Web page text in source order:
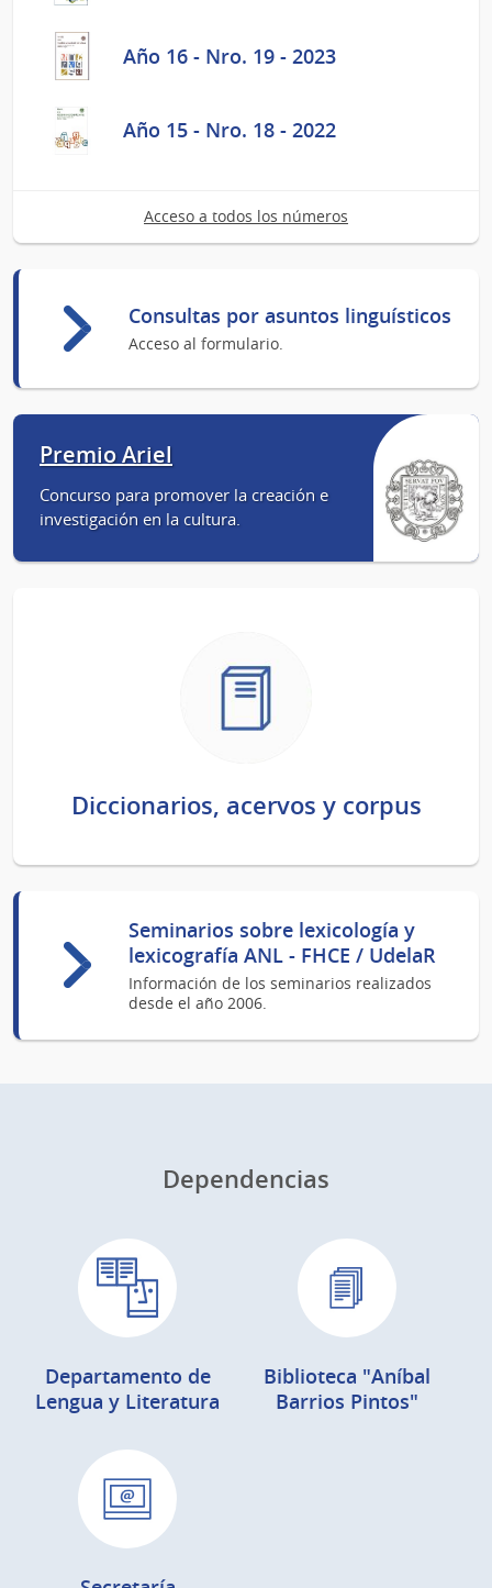
Año 16 - Nro. 19 - 2023
Año 15 - Nro. 18 - 2022
Acceso a todos los números
Consultas por asuntos linguísticos
Acceso al formulario.
Premio Ariel
Concurso para promover la creación e
investigación en la cultura.
Diccionarios, acervos y corpus
Seminarios sobre lexicología y
lexicografía ANL - FHCE / UdelaR
Información de los seminarios realizados
desde el año 2006.
Dependencias
Departamento de
Lengua y Literatura
Biblioteca "Aníbal
Barrios Pintos"